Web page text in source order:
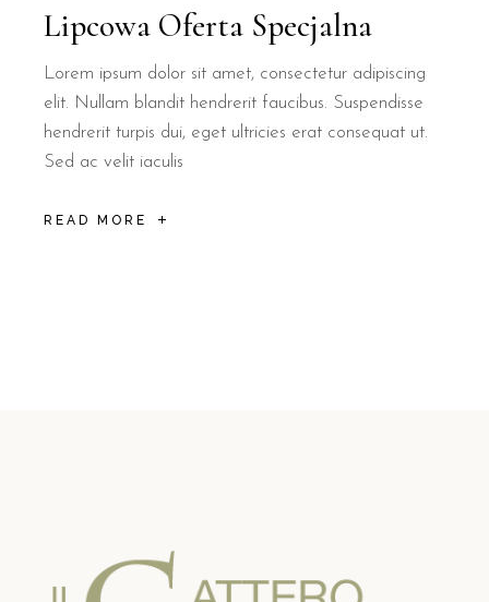
Lipcowa Oferta Specjalna
Lorem ipsum dolor sit amet, consectetur adipiscing
elit. Nullam blandit hendrerit faucibus. Suspendisse
hendrerit turpis dui, eget ultricies erat consequat ut.
Sed ac velit iaculis
READ MORE